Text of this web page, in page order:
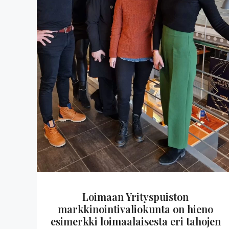
Loimaan Yrityspuiston
markkinointivaliokunta on hieno
esimerkki loimaalaisesta eri tahojen